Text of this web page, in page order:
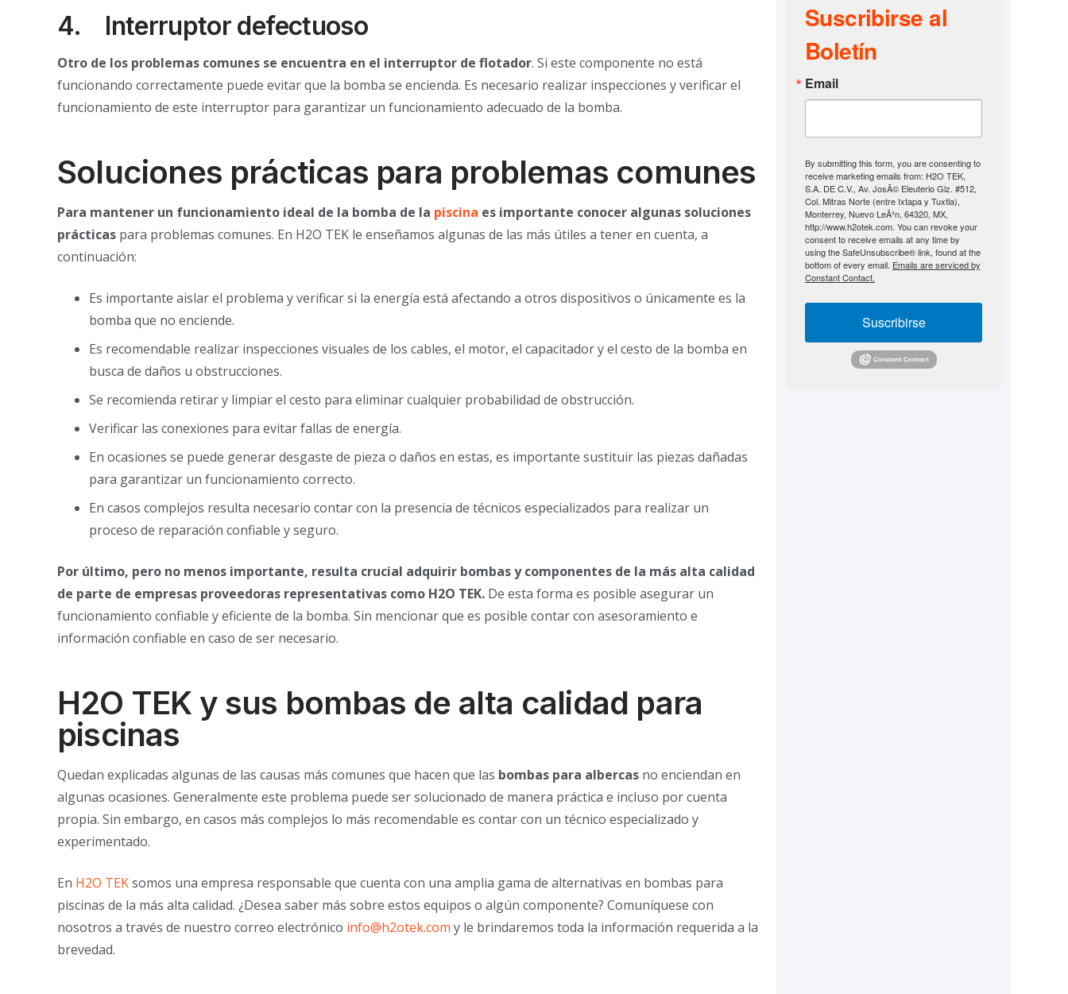
4. Interruptor defectuoso
Otro de los problemas comunes se encuentra en el interruptor de flotador. Si este componente no está
funcionando correctamente puede evitar que la bomba se encienda. Es necesario realizar inspecciones y verificar el
funcionamiento de este interruptor para garantizar un funcionamiento adecuado de la bomba.
Soluciones prácticas para problemas comunes
Para mantener un funcionamiento ideal de la bomba de la piscina es importante conocer algunas soluciones
prácticas para problemas comunes. En H2O TEK le enseñamos algunas de las más útiles a tener en cuenta, a
continuación:
Es importante aislar el problema y verificar si la energía está afectando a otros dispositivos o únicamente es la
bomba que no enciende.
Es recomendable realizar inspecciones visuales de los cables, el motor, el capacitador y el cesto de la bomba en
busca de daños u obstrucciones.
Se recomienda retirar y limpiar el cesto para eliminar cualquier probabilidad de obstrucción.
Verificar las conexiones para evitar fallas de energía.
En ocasiones se puede generar desgaste de pieza o daños en estas, es importante sustituir las piezas dañadas
para garantizar un funcionamiento correcto.
En casos complejos resulta necesario contar con la presencia de técnicos especializados para realizar un
proceso de reparación confiable y seguro.
Por último, pero no menos importante, resulta crucial adquirir bombas y componentes de la más alta calidad
de parte de empresas proveedoras representativas como H2O TEK. De esta forma es posible asegurar un
funcionamiento confiable y eficiente de la bomba. Sin mencionar que es posible contar con asesoramiento e
información confiable en caso de ser necesario.
H2O TEK y sus bombas de alta calidad para
piscinas
Quedan explicadas algunas de las causas más comunes que hacen que las bombas para albercas no enciendan en
algunas ocasiones. Generalmente este problema puede ser solucionado de manera práctica e incluso por cuenta
propia. Sin embargo, en casos más complejos lo más recomendable es contar con un técnico especializado y
experimentado.
En H2O TEKsomos una empresa responsable que cuenta con una amplia gama de alternativas en bombas para
piscinas de la más alta calidad. ¿Desea saber más sobre estos equipos o algún componente? Comuníquese con
nosotros a través de nuestro correo electrónico info@h2otek.com y le brindaremos toda la información requerida a la
brevedad.
Suscribirse al
Boletín
Email
By submitting this form, you are consenting to
receive marketing emails from: H2O TEK,
S.A. DE C.V., Av. JosÃ© Eleuterio Glz. #512,
Col. Mitras Norte (entre Ixtapa y Tuxtla),
Monterrey, Nuevo LeÃ³n, 64320, MX,
http://www.h2otek.com. You can revoke your
consent to receive emails at any time by
using the SafeUnsubscribe® link, found at the
bottom of every email. Emails are serviced by
Constant Contact.
Suscribirse